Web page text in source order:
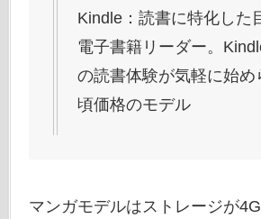
Kindle：読書に特化した
電子書籍リーダー。
の読書体験が気軽に始め
頃価格のモデル
マンガモデルはストレージが